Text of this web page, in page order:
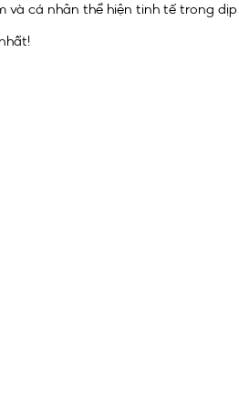
và cá nhân thể hiện tinh tế trong dịp